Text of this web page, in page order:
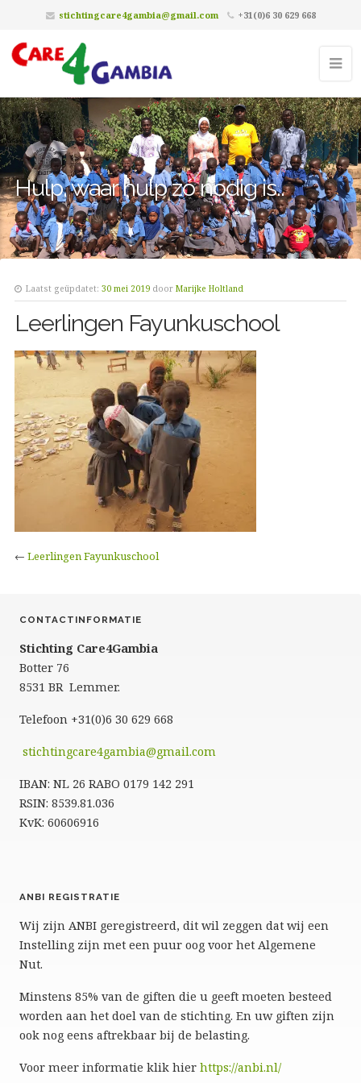
stichtingcare4gambia@gmail.com +31(0)6 30 629 668
Hulp, waar hulp zó nodig is..
Laatst geüpdatet: 30 mei 2019 door Marijke Holtland
Leerlingen Fayunkuschool
← Leerlingen Fayunkuschool
CONTACTINFORMATIE
Stichting Care4Gambia
Botter 76
8531 BR Lemmer.
Telefoon +31(0)6 30 629 668
stichtingcare4gambia@gmail.com
IBAN: NL 26 RABO 0179 142 291
RSIN: 8539.81.036
KvK: 60606916
ANBI REGISTRATIE
Wij zijn ANBI geregistreerd, dit wil zeggen dat wij een
Instelling zijn met een puur oog voor het Algemene
Nut.
Minstens 85% van de giften die u geeft moeten besteed
worden aan het doel van de stichting. En uw giften zijn
ook nog eens aftrekbaar bij de belasting.
Voor meer informatie klik hier https://anbi.nl/